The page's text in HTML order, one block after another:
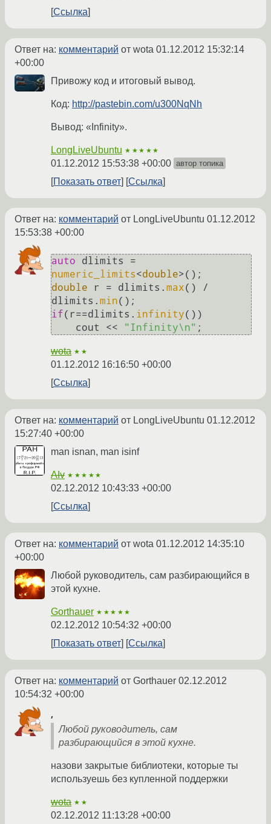
Ссылка
Ответ на: комментарий от wota 01.12.2012 15:32:14
+00:00
Привожу код и итоговый вывод.
Код: http://pastebin.com/u300NqNh
Вывод: «Infinity».
LongLiveUbuntu ★★★★★
01.12.2012 15:53:38 +00:00 автор топика
Показать ответ Ссылка
Ответ на: комментарий от LongLiveUbuntu 01.12.2012
15:53:38 +00:00
auto
numeric_limits<double
double r = dlimits. max() /
dlimits. min
if(r==dlimits. infinity())
    cout <<
"Infinity\n"
wota ★★
01.12.2012 16:16:50 +00:00
Ссылка
Ответ на: комментарий от LongLiveUbuntu 01.12.2012
15:27:40 +00:00
man isnan, man isinf
AIv ★★★★★
02.12.2012 10:43:33 +00:00
Ссылка
Ответ на: комментарий от wota 01.12.2012 14:35:10
+00:00
Любой руководитель, сам разбирающийся в
этой кухне.
Gorthauer ★★★★★
02.12.2012 10:54:32 +00:00
Показать ответ
Ссылка
Ответ на: комментарий от Gorthauer 02.12.2012
10:54:32 +00:00
,
Любой руководитель, сам
разбирающийся в этой кухне.
назови закрытые библиотеки, которые ты
используешь без купленной поддержки
wota ★★
02.12.2012 11:13:28 +00:00